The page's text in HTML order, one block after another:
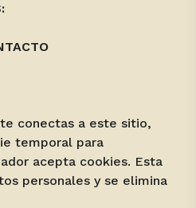
conectas a este sitio,
temporal para
acepta cookies. Esta
personales y se elimina